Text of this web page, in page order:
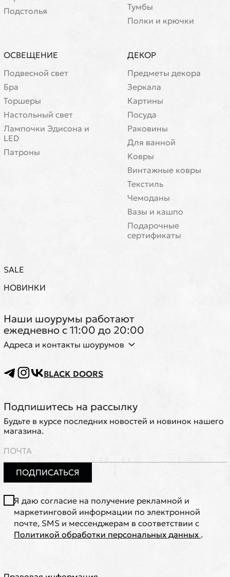
Подстолья
Тумбы
Полки и крючки
ОСВЕЩЕНИЕ
Подвесной свет
Бра
Торшеры
Настольный свет
Лампочки Эдисона и
LED
Патроны
ДЕКОР
Предметы декора
Зеркала
Картины
Посуда
Раковины
Для ванной
Ковры
Винтажные ковры
Текстиль
Чемоданы
Вазы и кашпо
Подарочные
сертификаты
SALE
НОВИНКИ
Наши шоурумы работают
ежедневно с 11:00 до 20:00
Адреса и контакты шоурумов
BLACK DOORS
Подпишитесь на рассылку
Будьте в курсе последних новостей и новинок нашего
магазина.
ПОДПИСАТЬСЯ
Я даю согласие на получение рекламной и
маркетинговой информации по электронной
почте, SMS и мессенджерам в соответствии с
Политикой обработки персональных данных .